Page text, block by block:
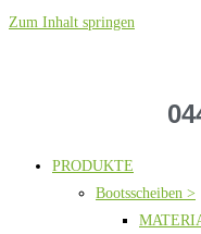
Zum Inhalt springen
PRODUKTE
Bootsscheiben >